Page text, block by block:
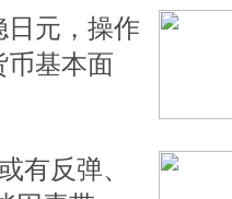
元，操作
基本面
有反弹、